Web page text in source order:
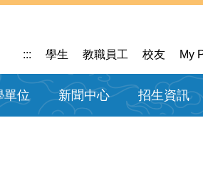
單位 新聞中心 招生資訊
::: 學生 教職員工 校友 My